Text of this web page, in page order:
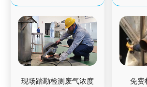
现场踏勘检测废气浓度 免费